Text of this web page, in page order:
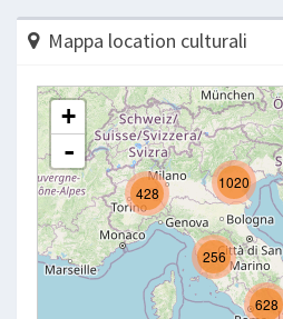
Mappa location culturali